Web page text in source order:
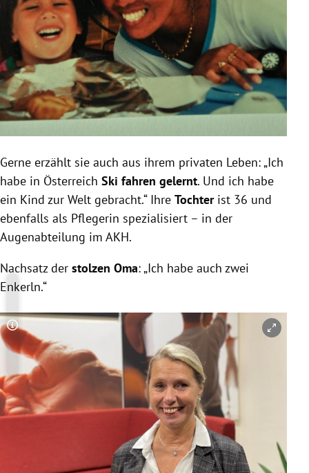
Gerne erzählt sie auch aus ihrem privaten Leben: „Ich
habe in Österreich Ski fahren gelernt. Und ich habe
ein Kind zur Welt gebracht.“ Ihre Tochter ist 36 und
ebenfalls als Pflegerin spezialisiert – in der
Augenabteilung im AKH.
Nachsatz der stolzen Oma: „Ich habe auch zwei
Enkerln.“
Copyright-Hinweis öffnen/schließen